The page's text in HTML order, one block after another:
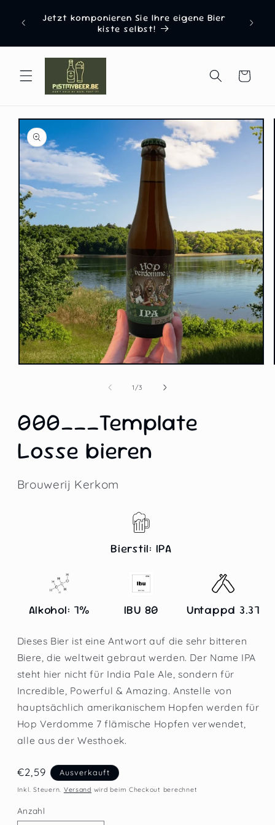
Inhalt
Jetzt komponieren Sie Ihre eigene Bier
kiste selbst!
Warenkorb
Medien
1/von
3
000___Template
Losse bieren
Brouwerij Kerkom
Bierstil: IPA
Alkohol: 7% IBU 80 Untappd 3.37
Dieses Bier ist eine Antwort auf die sehr bitteren
Biere, die weltweit gebraut werden. Der Name IPA
steht hier nicht für India Pale Ale, sondern für
Incredible, Powerful & Amazing. Anstelle von
hauptsächlich amerikanischem Hopfen werden für
Hop Verdomme 7 flämische Hopfen verwendet,
alle aus der Westhoek.
Normaler
Preis
€2,59 Ausverkauft
Inkl. Steuern. Versand wird beim Checkout berechnet
Anzahl